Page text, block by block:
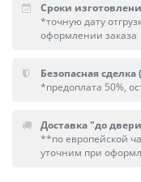
Сроки
*точную дату
оформлении заказа
Безопасная сделка
*предоплата 50%,
Доставка "до
**по европейской
уточним при